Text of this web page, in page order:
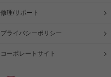
修理/サポート
プライバシーポリシー
コーポレートサイト